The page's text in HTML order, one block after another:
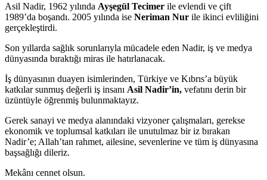
Asil Nadir, 1962 yılında Ayşegül Tecimer ile evlendi ve çift
1989’da boşandı. 2005 yılında ise Neriman Nur ile ikinci evliliğini
gerçekleştirdi.
Son yıllarda sağlık sorunlarıyla mücadele eden Nadir, iş ve medya
dünyasında bıraktığı miras ile hatırlanacak.
İş dünyasının duayen isimlerinden, Türkiye ve Kıbrıs’a büyük
katkılar sunmuş değerli iş insanı Asil Nadir’in, vefatını derin bir
üzüntüyle öğrenmiş bulunmaktayız.
Gerek sanayi ve medya alanındaki vizyoner çalışmaları, gerekse
ekonomik ve toplumsal katkıları ile unutulmaz bir iz bırakan
Nadir’e; Allah’tan rahmet, ailesine, sevenlerine ve tüm iş dünyasına
başsağlığı dileriz.
Mekânı cennet olsun.